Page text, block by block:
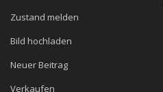
Zustand melden
Bild hochladen
Neuer Beitrag
Verkaufen